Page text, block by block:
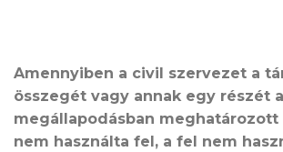
Amennyiben a civil szervezet a
összegét vagy annak egy részét
megállapodásban
nem használta fel, a fel nem